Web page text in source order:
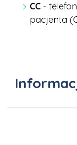
CC -
pacjenta